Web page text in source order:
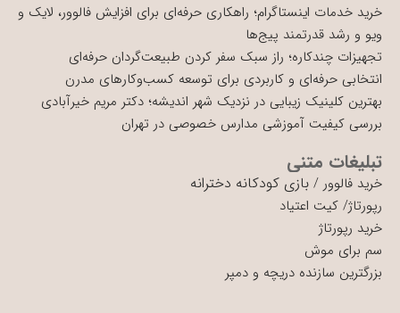
خرید خدمات اینستاگرام؛ راهکاری حرفه‌ای برای افزایش فالوور، لایک و
ویو و رشد قدرتمند پیج‌ها
تجهیزات چندکاره؛ راز سبک سفر کردن طبیعت‌گردان حرفه‌ای
انتخابی حرفه‌ای و کاربردی برای توسعه کسب‌وکارهای مدرن
بهترین کلینیک زیبایی در نزدیک شهر اندیشه؛ دکتر مریم خیرآبادی
بررسی کیفیت آموزشی مدارس خصوصی در تهران
تبلیغات متنی
خرید فالوور / بازی کودکانه دخترانه
رپورتاژ/ کیت اعتیاد
خرید رپورتاژ
سم برای موش
بزرگترین سازنده دریچه و دمپر